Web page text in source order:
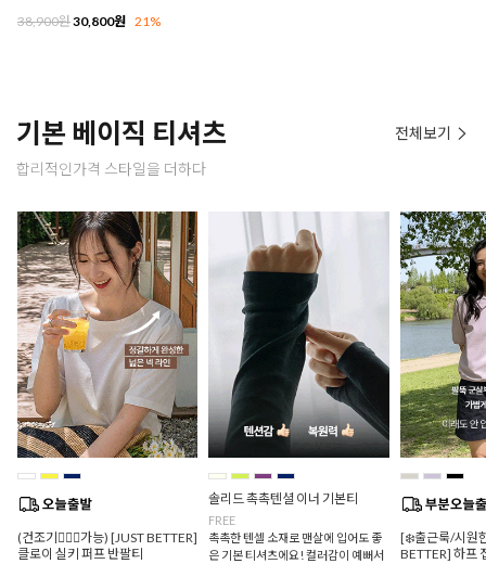
38,900원30,800원 21%
기본 베이직 티셔츠
합리적인가격 스타일을 더하다
전체보기
(건조기🙆🏻‍♀️가능) [JUST BETTER]
클로이 실키 퍼프 반팔티
솔리드 촉촉텐셜 이너 기본티
FREE
촉촉한 텐셀 소재로 맨살에 입어도 좋
은 기본 티셔츠에요! 컬러감이 예뻐서
[❄️출근룩/시원
BETTER] 하프